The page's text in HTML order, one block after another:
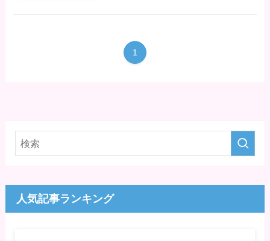
1
人気記事ランキング